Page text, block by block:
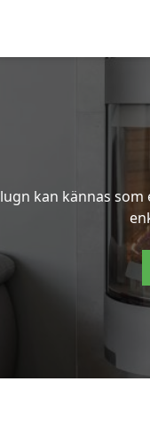
kan kännas